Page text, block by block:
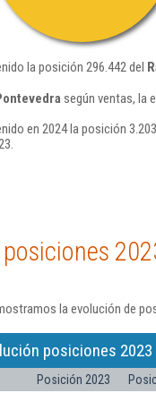
la posición 296.442 del
según ventas, la
en 2024 la posición
la evolución de
posiciones
Posición 2023